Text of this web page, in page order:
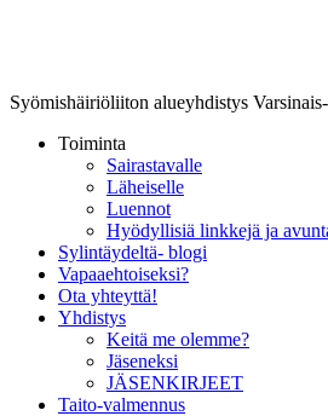
Syömishäiriöliiton alueyhdistys
Toiminta
Sairastavalle
Läheiselle
Luennot
Hyödyllisiä linkkejä ja
Sylintäydeltä- blogi
Vapaaehtoiseksi?
Ota yhteyttä!
Yhdistys
Keitä me olemme?
Jäseneksi
JÄSENKIRJEET
Taito-valmennus